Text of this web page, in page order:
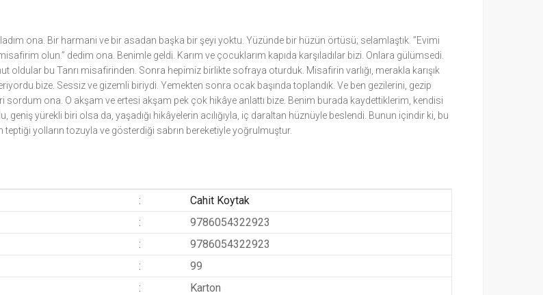
ona. Bir harmani ve bir asadan başka bir şeyi yoktu. Yüzünde bir hüzün örtüsü; selamlaştık. ”Evimi
olun.” dedim ona. Benimle geldi. Karım ve çocuklarım kapıda karşıladılar bizi. Onlara gülümsedi.
oldular bu Tanrı misafirinden. Sonra hepimiz birlikte sofraya oturduk. Misafirin varlığı, merakla karışık
bize. Sessiz ve gizemli biriydi. Yemekten sonra ocak başında toplandık. Ve ben gezilerini, gezip
sordum ona. O akşam ve ertesi akşam pek çok hikâye anlattı bize. Benim burada kaydettiklerim, kendisi
geniş yürekli biri olsa da, yaşadığı hikâyelerin acılığıyla, iç daraltan hüznüyle beslendi. Bunun içindir ki, bu
teptiği yolların tozuyla ve gösterdiği sabrın bereketiyle yoğrulmuştur.
:
Cahit Koytak
:
9786054322923
:
9786054322923
:
99
:
Karton